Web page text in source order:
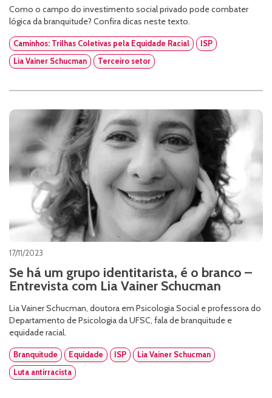
Como o campo do investimento social privado pode combater
lógica da branquitude? Confira dicas neste texto.
Caminhos: Trilhas Coletivas pela Equidade Racial
ISP
Lia Vainer Schucman
Terceiro setor
17/11/2023
Se há um grupo identitarista, é o branco –
Entrevista com Lia Vainer Schucman
Lia Vainer Schucman, doutora em Psicologia Social e professora do
Departamento de Psicologia da UFSC, fala de branquitude e
equidade racial.
Branquitude Equidade ISP
Lia Vainer Schucman
Luta antirracista